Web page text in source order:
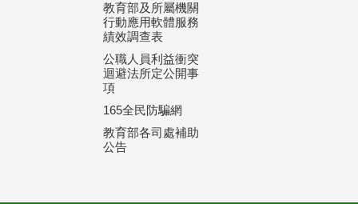
教育部及所屬機關
行動應用軟體服務
績效調查表
公職人員利益衝突
迴避法所定公開事
項
165全民防騙網
教育部各司處補助
公告